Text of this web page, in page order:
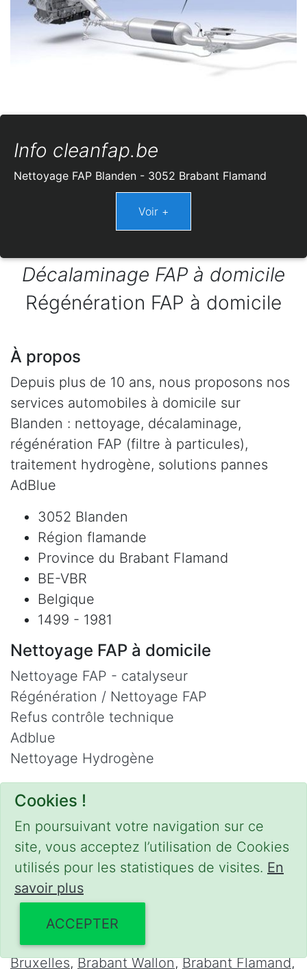
Cookies !
En poursuivant votre navigation sur ce
site, vous acceptez l’utilisation de Cookies
utilisés pour les statistiques de visites. En
savoir plus
ACCEPTER
Info cleanfap.be
Nettoyage FAP Blanden - 3052 Brabant Flamand
Décalaminage FAP à domicile
Régénération FAP à domicile
À propos
Depuis plus de 10 ans, nous proposons nos
services automobiles à domicile sur
Blanden : nettoyage, décalaminage,
régénération FAP (filtre à particules),
traitement hydrogène, solutions pannes
AdBlue
3052 Blanden
Région flamande
Province du Brabant Flamand
BE-VBR
Belgique
1499 - 1981
Nettoyage FAP à domicile
Nettoyage FAP - catalyseur
Régénération / Nettoyage FAP
Refus contrôle technique
Adblue
Nettoyage Hydrogène
Contact
Email :mobilii@tcontact.me
Décalaminage & Régénération FAP à
domicile
les régions suivantes :
Bruxelles,Brabant Wallon,Brabant Flamand,